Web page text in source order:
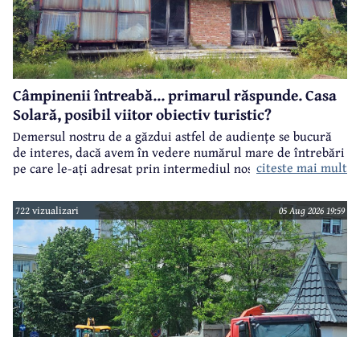
Câmpinenii întreabă... primarul răspunde. Casa
Solară, posibil viitor obiectiv turistic?
Demersul nostru de a găzdui astfel de audiențe se bucură
de interes, dacă avem în vedere numărul mare de întrebări
pe care le-ați adresat prin intermediul nostru primarului
citeste mai mult
722 vizualizari 05 Aug 2026 19:59